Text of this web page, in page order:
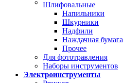
Шлифовальные
Напильники
Шкурники
Надфили
Наждачная бумага
Прочее
Для фототравления
Наборы инструментов
Электроинструменты